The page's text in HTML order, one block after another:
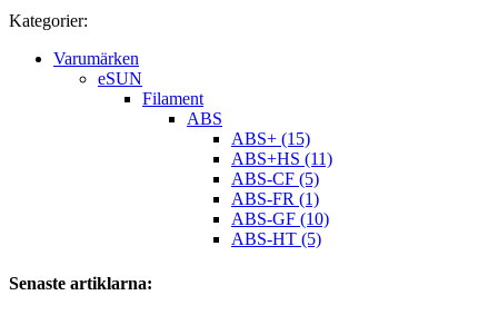
Kategorier:
Varumärken
eSUN
Filament
ABS
ABS+ (15)
ABS+HS (11)
ABS-CF (5)
ABS-FR (1)
ABS-GF (10)
ABS-HT (5)
Senaste artiklarna: